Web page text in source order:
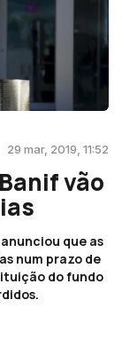
29 mar, 2019, 11:52
vão
que as
num prazo de
do fundo